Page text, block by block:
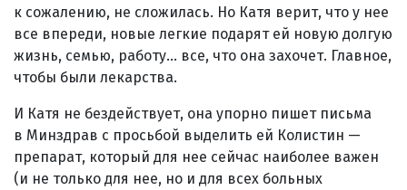
к сожалению, не сложилась. Но Катя верит, что у нее
все впереди, новые легкие подарят ей новую долгую
жизнь, семью, работу... все, что она захочет. Главное,
чтобы были лекарства.
И Катя не бездействует, она упорно пишет письма
в Минздрав с просьбой выделить ей Колистин —
препарат, который для нее сейчас наиболее важен
(и не только для нее, но и для всех больных